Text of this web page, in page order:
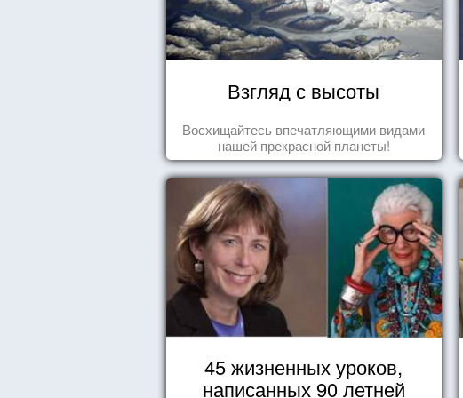
Взгляд с высоты
Восхищайтесь впечатляющими видами
нашей прекрасной планеты!
45 жизненных уроков,
написанных 90 летней